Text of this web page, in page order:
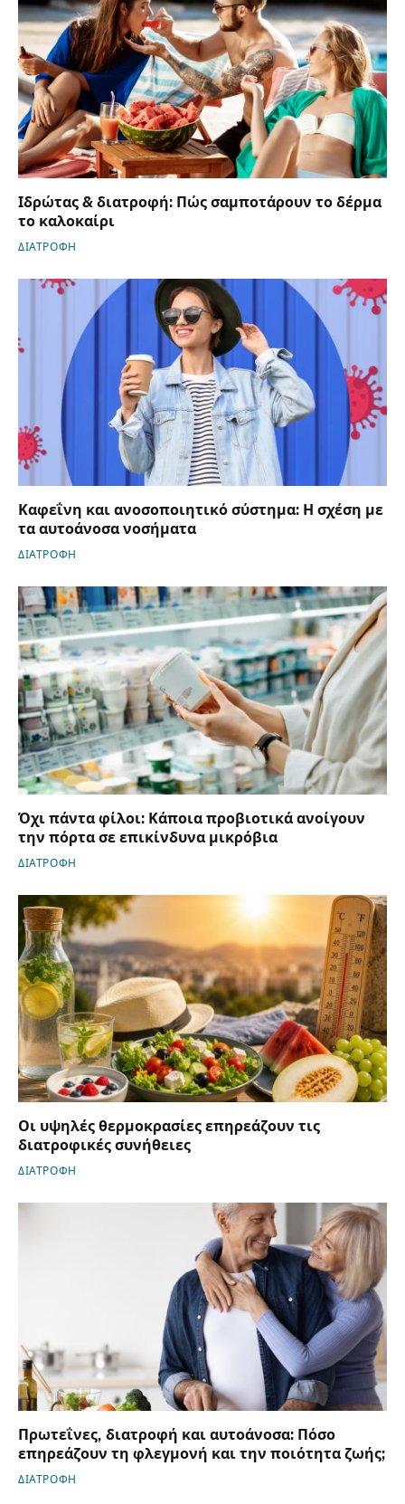
Ιδρώτας & διατροφή: Πώς σαμποτάρουν το δέρμα
το καλοκαίρι
ΔΙΑΤΡΟΦΗ
Καφεΐνη και ανοσοποιητικό σύστημα: Η σχέση με
τα αυτοάνοσα νοσήματα
ΔΙΑΤΡΟΦΗ
Όχι πάντα φίλοι: Κάποια προβιοτικά ανοίγουν
την πόρτα σε επικίνδυνα μικρόβια
ΔΙΑΤΡΟΦΗ
Οι υψηλές θερμοκρασίες επηρεάζουν τις
διατροφικές συνήθειες
ΔΙΑΤΡΟΦΗ
Πρωτεΐνες, διατροφή και αυτοάνοσα: Πόσο
επηρεάζουν τη φλεγμονή και την ποιότητα ζωής;
ΔΙΑΤΡΟΦΗ